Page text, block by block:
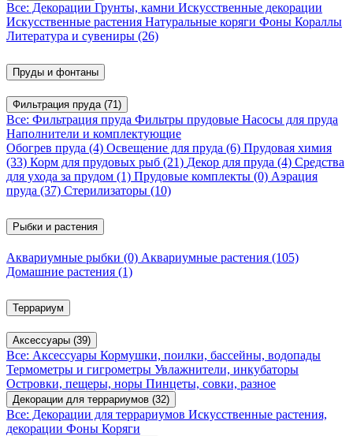
Все: Декорации Грунты, камни Искусственные декорации
Искусственные растения Натуральные коряги Фоны Кораллы
Литература и сувениры (26)
Пруды и фонтаны
Фильтрация пруда (71)
Все: Фильтрация пруда Фильтры прудовые Насосы для пруда
Наполнители и комплектующие
Обогрев пруда (4) Освещение для пруда (6) Прудовая химия
(33) Корм для прудовых рыб (21) Декор для пруда (4) Средства
для ухода за прудом (1) Прудовые комплекты (0) Аэрация
пруда (37) Стерилизаторы (10)
Рыбки и растения
Аквариумные рыбки (0) Аквариумные растения (105)
Домашние растения (1)
Террариум
Аксессуары (39)
Все: Аксессуары Кормушки, поилки, бассейны, водопады
Термометры и гигрометры Увлажнители, инкубаторы
Островки, пещеры, норы Пинцеты, совки, разное
Декорации для террариумов (32)
Все: Декорации для террариумов Искусственные растения,
декорации Фоны Коряги